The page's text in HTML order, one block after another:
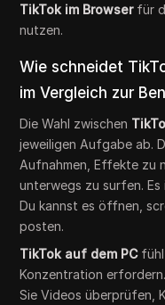
TikTok im Browserfür
nutzen.
Wie schneidet
im Vergleich zur
Die Wahl zwischen
jeweiligen Aufgabe ab.
Aufnahmen, Effekte zu
unterwegs zu surfen.
Du kannst es öffnen,
posten.
TikTok auf dem PC
Konzentration
Sie Videos überprüfen,